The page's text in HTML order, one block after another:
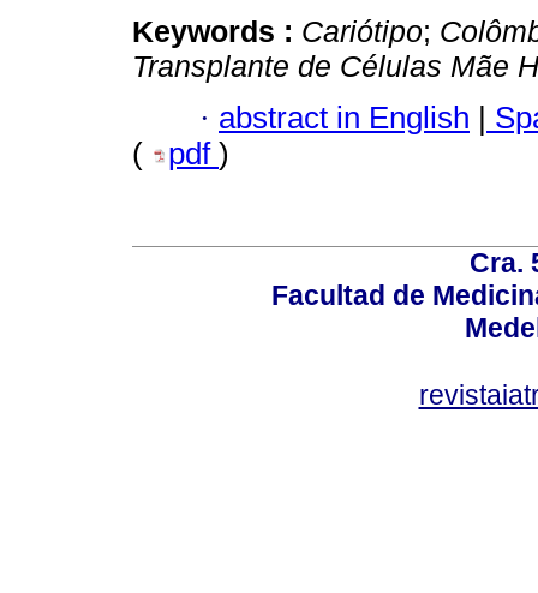
Keywords : Cariótipo;
Transplante de Células Mãe
· abstract in English |
(
pdf )
Cra.
Facultad de